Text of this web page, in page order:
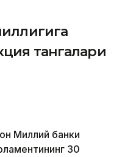
тангалари
Миллий банки
30